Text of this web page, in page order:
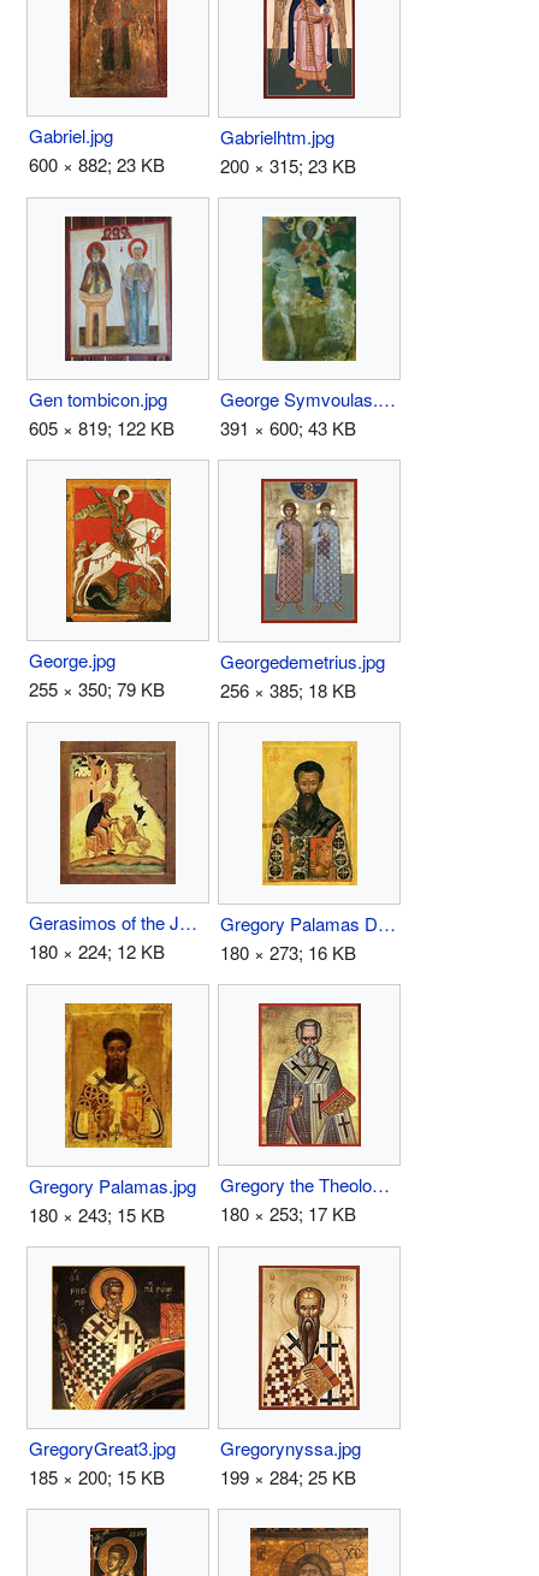
Gabriel.jpg
600 × 882; 23 KB
Gabrielhtm.jpg
200 × 315; 23 KB
Gen tombicon.jpg
605 × 819; 122 KB
George Symvoulas.jpg
391 × 600; 43 KB
George.jpg
255 × 350; 79 KB
Georgedemetrius.jpg
256 × 385; 18 KB
Gerasimos of the Jordan.jpg
180 × 224; 12 KB
Gregory Palamas Dionysiou.jpg
180 × 273; 16 KB
Gregory Palamas.jpg
180 × 243; 15 KB
Gregory the Theologian.jpg
180 × 253; 17 KB
GregoryGreat3.jpg
185 × 200; 15 KB
Gregorynyssa.jpg
199 × 284; 25 KB